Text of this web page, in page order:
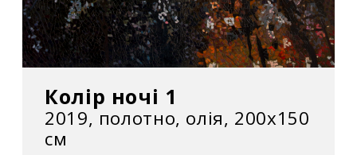
Колір ночі 1
2019, полотно, олія, 200x150
см